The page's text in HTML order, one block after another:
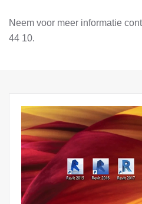
Neem voor meer informatie
44 10.